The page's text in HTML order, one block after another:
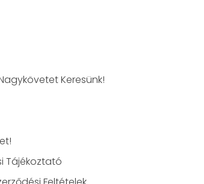
Keresünk!
Tájékoztató